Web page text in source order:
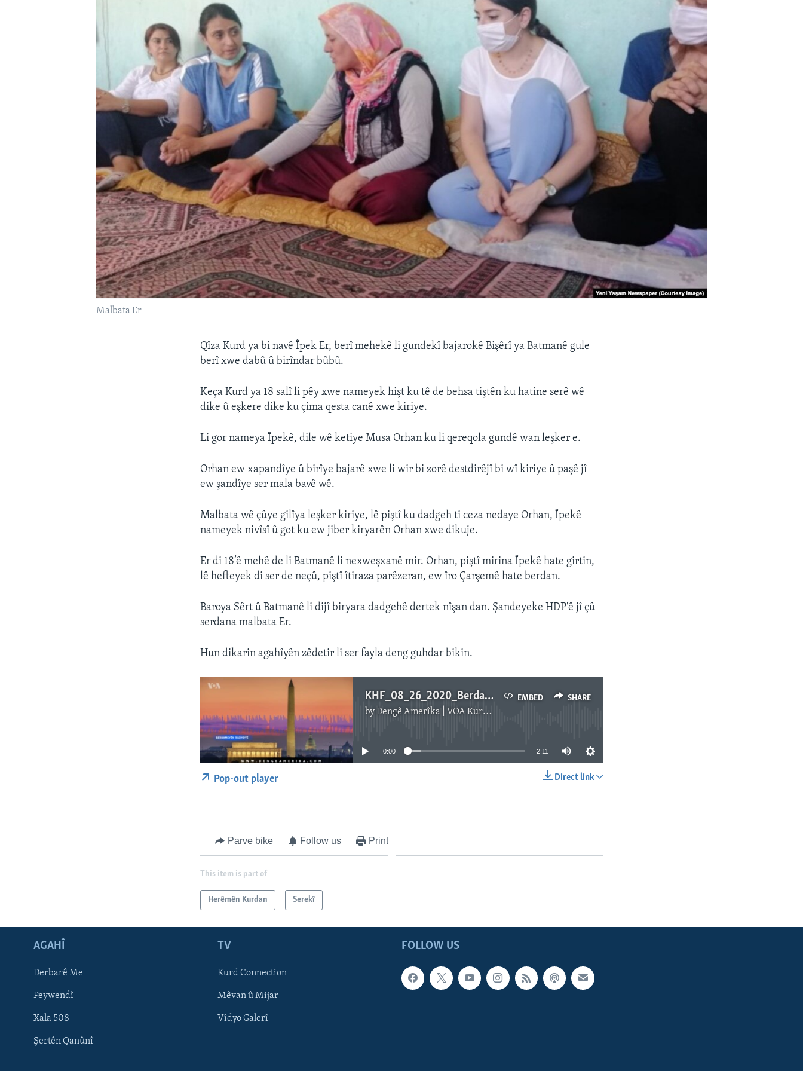
FOLLOW US
Zimanên Din
Malbata Er
Qîza Kurd ya bi navê Îpek Er, berî mehekê li gundekî bajarokê Bişêrî ya Batmanê gule
berî xwe dabû û birîndar bûbû.
Keça Kurd ya 18 salî li pêy xwe nameyek hişt ku tê de behsa tiştên ku hatine serê wê
dike û eşkere dike ku çima qesta canê xwe kiriye.
Li gor nameya Îpekê, dile wê ketiye Musa Orhan ku li qereqola gundê wan leşker e.
Orhan ew xapandîye û birîye bajarê xwe li wir bi zorê destdirêjî bi wî kiriye û paşê jî
ew şandîye ser mala bavê wê.
Malbata wê çûye gilîya leşker kiriye, lê piştî ku dadgeh ti ceza nedaye Orhan, Îpekê
nameyek nivîsî û got ku ew jiber kiryarên Orhan xwe dikuje.
Er di 18’ê mehê de li Batmanê li nexweşxanê mir. Orhan, piştî mirina Îpekê hate girtin,
lê hefteyek di ser de neçû, piştî îtiraza parêzeran, ew îro Çarşemê hate berdan.
Baroya Sêrt û Batmanê li dijî biryara dadgehê dertek nîşan dan. Şandeyeke HDP'ê jî çû
serdana malbata Er.
Hun dikarin agahîyên zêdetir li ser fayla deng guhdar bikin.
EMBED SHARE
KHF_08_26_2020_Berdana_Musa_Orhan
byDengê Amerîka | VOA Kurmanji
No media source currently available
0:00 2:11
Direct link
Pop-out player
Parve bike Follow us Print
This item is part of
Herêmên Kurdan Serekî
FOLLOW US
AGAHÎ
Derbarê Me
Peywendî
Xala 508
Şertên Qanûnî
TV
Kurd Connection
Mêvan û Mijar
Vîdyo Galerî